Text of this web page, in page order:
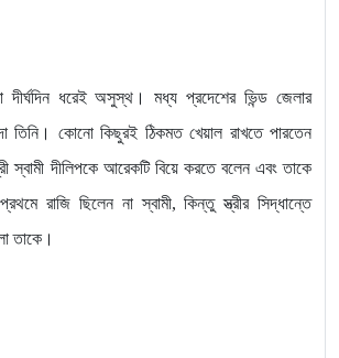
দীর্ঘদিন ধরেই অসুস্থ। মধ্য প্রদেশের ভিন্ড জেলার
তিনি। কোনো কিছুরই ঠিকমত খেয়াল রাখতে পারতেন
স্বামী দীলিপকে আরেকটি বিয়ে করতে বলেন এবং তাকে
রাজি ছিলেন না স্বামী, কিন্তু স্ত্রীর সিদ্ধান্তে
তাকে।